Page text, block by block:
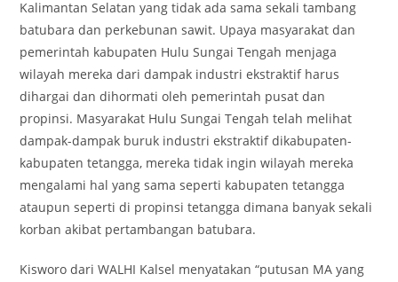
Kalimantan Selatan yang tidak ada sama sekali tambang
batubara dan perkebunan sawit. Upaya masyarakat dan
pemerintah kabupaten Hulu Sungai Tengah menjaga
wilayah mereka dari dampak industri ekstraktif harus
dihargai dan dihormati oleh pemerintah pusat dan
propinsi. Masyarakat Hulu Sungai Tengah telah melihat
dampak-dampak buruk industri ekstraktif dikabupaten-
kabupaten tetangga, mereka tidak ingin wilayah mereka
mengalami hal yang sama seperti kabupaten tetangga
ataupun seperti di propinsi tetangga dimana banyak sekali
korban akibat pertambangan batubara.
Kisworo dari WALHI Kalsel menyatakan “putusan MA yang